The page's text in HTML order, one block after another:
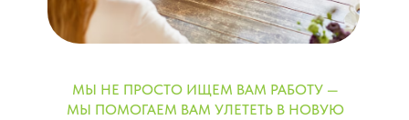
МЫ НЕ ПРОСТО ИЩЕМ ВАМ РАБОТУ —
МЫ ПОМОГАЕМ ВАМ УЛЕТЕТЬ В НОВУЮ